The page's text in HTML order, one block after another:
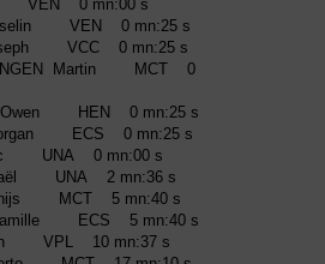
VEN 0 mn:00 s
VEN 0 mn:25 s
VCC 0 mn:25 s
Martin MCT 0
Owen HEN 0 mn:25 s
ECS 0 mn:25 s
UNA 0 mn:00 s
UNA 2 mn:36 s
MCT 5 mn:40 s
Camille ECS 5 mn:40 s
VPL 10 mn:37 s